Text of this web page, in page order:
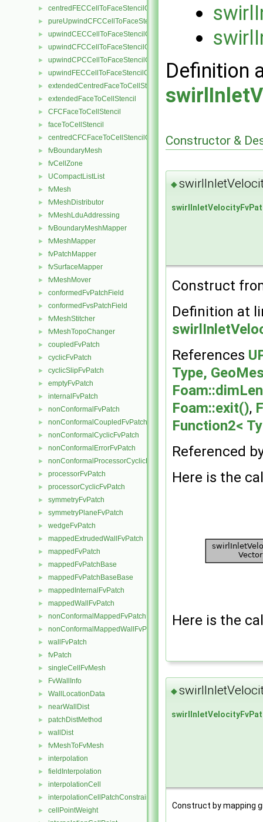
► centredFECCellToFaceStencilObject
► pureUpwindCFCCellToFaceStencilObject
► upwindCECCellToFaceStencilObject
► upwindCFCCellToFaceStencilObject
► upwindCPCCellToFaceStencilObject
► upwindFECCellToFaceStencilObject
► extendedCentredFaceToCellStencil
► extendedFaceToCellStencil
► CFCFaceToCellStencil
► faceToCellStencil
► centredCFCFaceToCellStencilObject
► fvBoundaryMesh
► fvCellZone
► UCompactListList
► fvMesh
► fvMeshDistributor
► fvMeshLduAddressing
► fvBoundaryMeshMapper
► fvMeshMapper
► fvPatchMapper
► fvSurfaceMapper
► fvMeshMover
► conformedFvPatchField
► conformedFvsPatchField
► fvMeshStitcher
► fvMeshTopoChanger
► coupledFvPatch
► cyclicFvPatch
► cyclicSlipFvPatch
► emptyFvPatch
► internalFvPatch
► nonConformalFvPatch
► nonConformalCoupledFvPatch
► nonConformalCyclicFvPatch
► nonConformalErrorFvPatch
► nonConformalProcessorCyclicFvPatch
► processorFvPatch
► processorCyclicFvPatch
► symmetryFvPatch
► symmetryPlaneFvPatch
► wedgeFvPatch
► mappedExtrudedWallFvPatch
► mappedFvPatch
► mappedFvPatchBase
► mappedFvPatchBaseBase
► mappedInternalFvPatch
► mappedWallFvPatch
► nonConformalMappedFvPatchBase
► nonConformalMappedWallFvPatch
► wallFvPatch
► fvPatch
► singleCellFvMesh
► FvWallInfo
► WallLocationData
► nearWallDist
► patchDistMethod
► wallDist
► fvMeshToFvMesh
► interpolation
► fieldInterpolation
► interpolationCell
► interpolationCellPatchConstrained
► cellPointWeight
Definition
Constructor &
◆
Construct
Definition at
References
Type,
Foam::exit(),
Function2<
Referenced
Here is the
Here is the
◆
Construct by mapping